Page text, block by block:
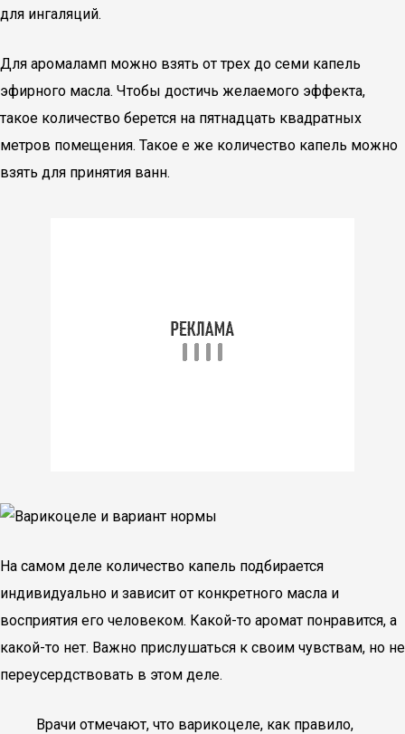
для ингаляций.
Для аромаламп можно взять от трех до семи капель
эфирного масла. Чтобы достичь желаемого эффекта,
такое количество берется на пятнадцать квадратных
метров помещения. Такое е же количество капель можно
взять для принятия ванн.
На самом деле количество капель подбирается
индивидуально и зависит от конкретного масла и
восприятия его человеком. Какой-то аромат понравится, а
какой-то нет. Важно прислушаться к своим чувствам, но не
переусердствовать в этом деле.
Врачи отмечают, что варикоцеле, как правило,